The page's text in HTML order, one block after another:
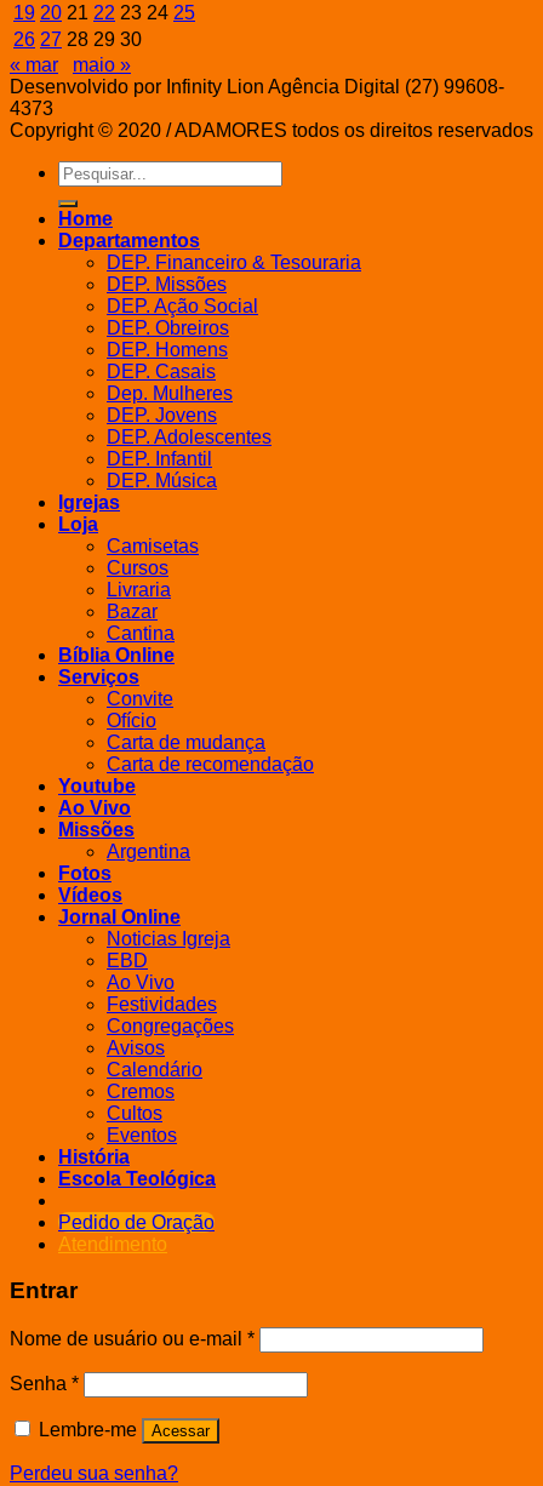
19 20 21 22 23 24 25
26 27 28 29 30
« mar
maio »
Desenvolvido por Infinity Lion Agência Digital (27) 99608-
4373
Copyright © 2020 / ADAMORES todos os direitos reservados
Pesquisar
por:
Home
Departamentos
DEP. Financeiro & Tesouraria
DEP. Missões
DEP. Ação Social
DEP. Obreiros
DEP. Homens
DEP. Casais
Dep. Mulheres
DEP. Jovens
DEP. Adolescentes
DEP. Infantil
DEP. Música
Igrejas
Loja
Camisetas
Cursos
Livraria
Bazar
Cantina
Bíblia Online
Serviços
Convite
Ofício
Carta de mudança
Carta de recomendação
Youtube
Ao Vivo
Missões
Argentina
Fotos
Vídeos
Jornal Online
Noticias Igreja
EBD
Ao Vivo
Festividades
Congregações
Avisos
Calendário
Cremos
Cultos
Eventos
História
Escola Teológica
Pedido de Oração
Atendimento
Entrar
Nome de usuário ou e-mail *
Senha *
Lembre-me Acessar
Perdeu sua senha?